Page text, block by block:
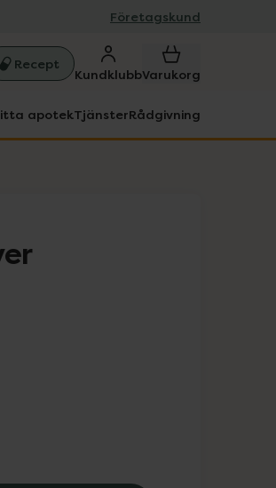
Företagskund
Recept
KundklubbVarukorg
apotekTjänsterRådgivning